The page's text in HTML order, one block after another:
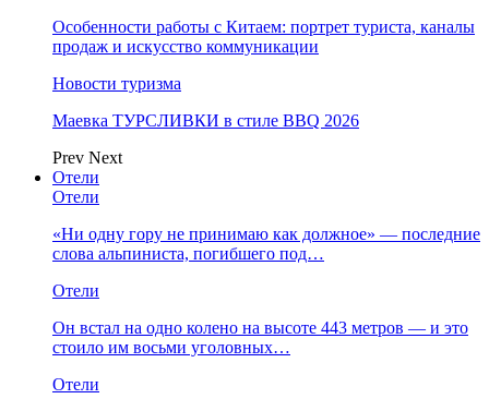
Особенности работы с Китаем: портрет туриста, каналы
продаж и искусство коммуникации
Новости туризма
Маевка ТУРСЛИВКИ в стиле BBQ 2026
Prev Next
Отели
Отели
«Ни одну гору не принимаю как должное» — последние
слова альпиниста, погибшего под…
Отели
Он встал на одно колено на высоте 443 метров — и это
стоило им восьми уголовных…
Отели